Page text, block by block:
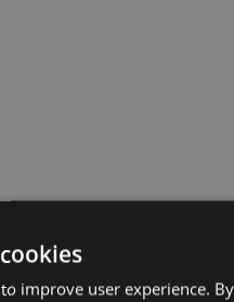
improve user experience.